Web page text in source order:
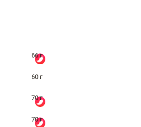
66 г
60 г
70 г
70 г